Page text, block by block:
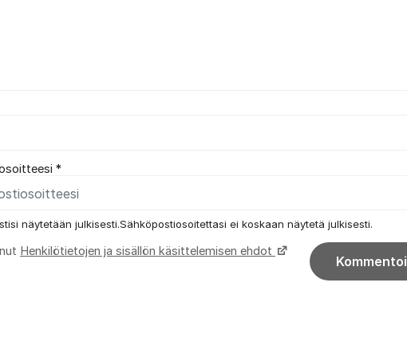
*
näytetään julkisesti.Sähköpostiosoitettasi ei koskaan näytetä julkisesti.
Henkilötietojen ja sisällön käsittelemisen ehdot
Kommentoi